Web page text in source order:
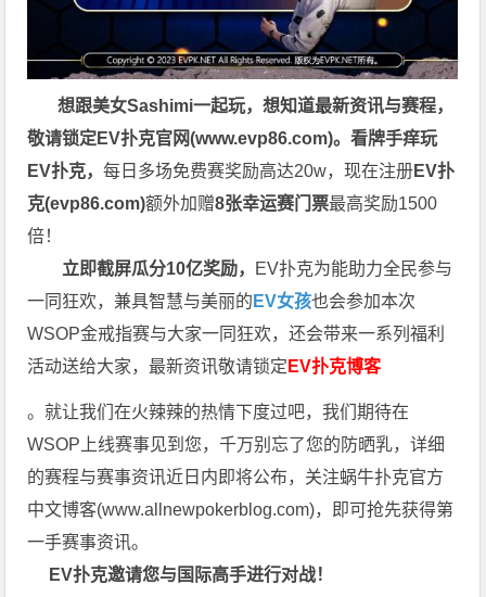
想跟美女Sashimi一起玩，想知道最新资讯与赛程，
敬请锁定EV扑克官网(www.evp86.com)。看牌手痒玩
EV扑克，每日多场免费赛奖励高达20w，现在注册EV扑
克(evp86.com)额外加赠8张幸运赛门票最高奖励1500
倍！
立即截屏瓜分10亿奖励， EV扑克为能助力全民参与
一同狂欢，兼具智慧与美丽的 EV女孩也会参加本次
WSOP金戒指赛与大家一同狂欢，还会带来一系列福利
活动送给大家，最新资讯敬请锁定 EV扑克博客
。就让我们在火辣辣的热情下度过吧，我们期待在
WSOP上线赛事见到您，千万别忘了您的防晒乳，详细
的赛程与赛事资讯近日内即将公布，关注蜗牛扑克官方
中文博客(www.allnewpokerblog.com)，即可抢先获得第
一手赛事资讯。
EV扑克邀请您与国际高手进行对战！